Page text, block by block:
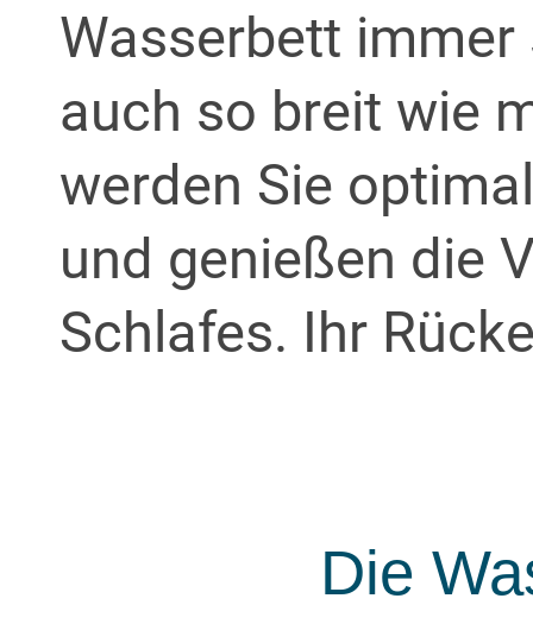
Wasserbett immer
auch so breit wie
werden Sie
und genießen die
Schlafes. Ihr
Die